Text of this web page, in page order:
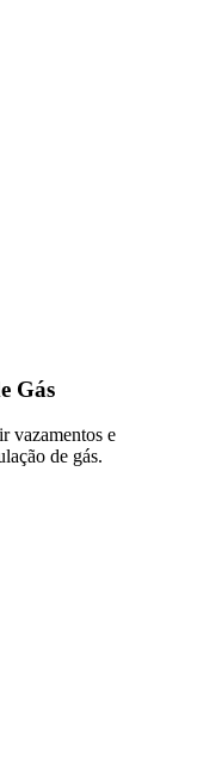
Gás
vazamentos e
de gás.